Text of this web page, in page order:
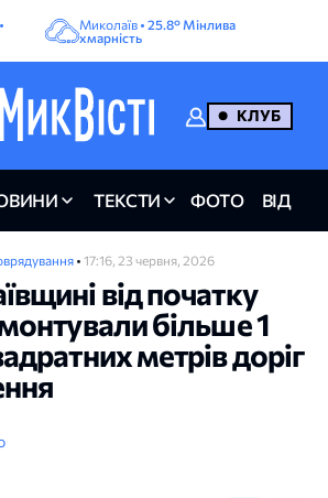
•
Миколаїв •25.8° Мінлива
хмарність
КЛУБ
ТЕКСТИ ФОТО ВІДЕО
• 17:16, 23 червня, 2026
від початку
більше 1
метрів доріг